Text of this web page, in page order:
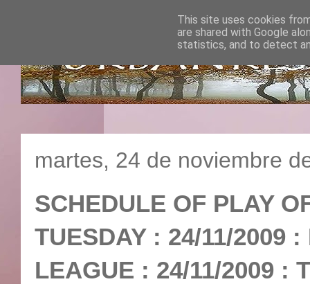
martes, 24 de noviembre
SCHEDULE OF PLAY
TUESDAY : 24/11/2009
LEAGUE : 24/11/2009 :
This site uses cookies
are shared with Google
statistics, and to detect